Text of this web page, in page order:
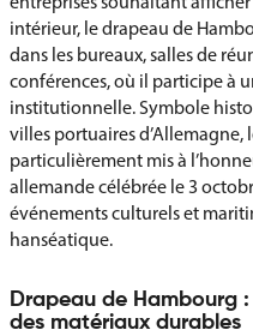
intérieur, le drapeau de
dans les bureaux, salles de
conférences, où il participe à
institutionnelle. Symbole
villes portuaires
particulièrement mis à
allemande célébrée le 3
événements culturels et
hanséatique.
Drapeau de Hambourg
des matériaux durables